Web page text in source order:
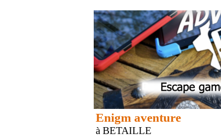
Enigm aventure
à BETAILLE